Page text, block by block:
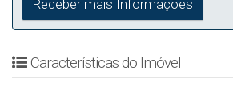
Características do Imóvel